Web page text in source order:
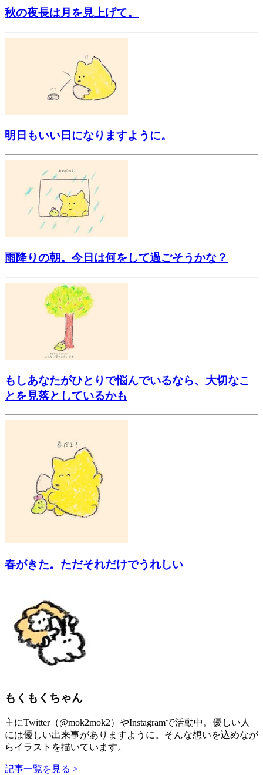
秋の夜長は月を見上げて。
明日もいい日になりますように。
雨降りの朝。今日は何をして過ごそうかな？
もしあなたがひとりで悩んでいるなら、大切なこ
とを見落としているかも
春がきた。ただそれだけでうれしい
もくもくちゃん
主にTwitter（@mok2mok2）やInstagramで活動中。優しい人
には優しい出来事がありますように。そんな想いを込めなが
らイラストを描いています。
記事一覧を見る >